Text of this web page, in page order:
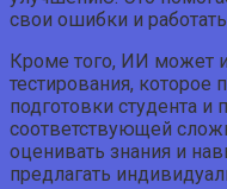
свои ошибки и
Кроме того, ИИ может
тестирования, которое
подготовки студента и
соответствующей
оценивать знания и
предлагать